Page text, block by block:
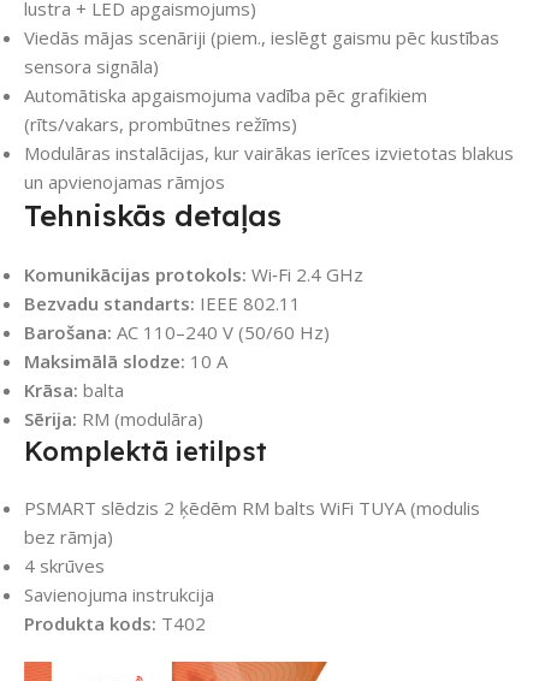
lustra + LED apgaismojums)
Viedās mājas scenāriji (piem., ieslēgt gaismu pēc kustības
sensora signāla)
Automātiska apgaismojuma vadība pēc grafikiem
(rīts/vakars, prombūtnes režīms)
Modulāras instalācijas, kur vairākas ierīces izvietotas blakus
un apvienojamas rāmjos
Tehniskās detaļas
Komunikācijas protokols: Wi‑Fi 2.4 GHz
Bezvadu standarts: IEEE 802.11
Barošana: AC 110–240 V (50/60 Hz)
Maksimālā slodze: 10 A
Krāsa: balta
Sērija: RM (modulāra)
Komplektā ietilpst
PSMART slēdzis 2 ķēdēm RM balts WiFi TUYA (modulis
bez rāmja)
4 skrūves
Savienojuma instrukcija
Produkta kods: T402